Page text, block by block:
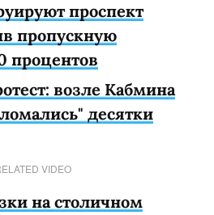
проспект
пропускную
процентов
возле Кабмина
десятки
VIDEO
на столичном